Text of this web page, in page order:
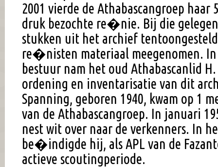
2001 vierde de Athabascangroep haar
druk bezochte re�nie. Bij die
stukken uit het archief
re�nisten materiaal meegenomen.
bestuur nam het oud Athabascanlid
ordening en inventarisatie van dit
Spanning, geboren 1940, kwam op 1
van de Athabascangroep. In januari
nest wit over naar de verkenners. In
be�indigde hij, als APL van de
actieve scoutingperiode.